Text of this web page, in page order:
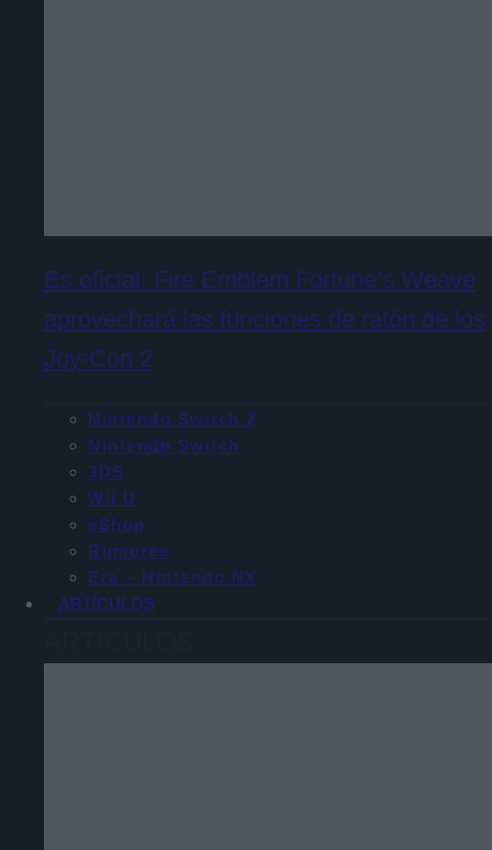
Es oficial: Fire Emblem Fortune’s Weave
aprovechará las funciones de ratón de los
Joy-Con 2
Nintendo Switch 2
Nintendo Switch
3DS
Wii U
eShop
Rumores
Era – Nintendo NX
ARTÍCULOS